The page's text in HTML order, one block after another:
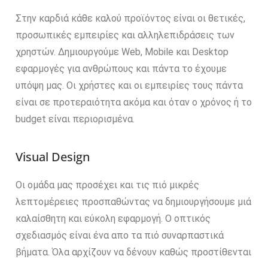
Στην καρδιά κάθε καλού προϊόντος είναι οι θετικές,
προσωπικές εμπειρίες και αλληλεπιδράσεις των
χρηστών. Δημιουργούμε Web, Mobile και Desktop
εφαρμογές για ανθρώπους και πάντα το έχουμε
υπόψη μας. Οι χρήστες και οι εμπειρίες τους πάντα
είναι σε προτεραιότητα ακόμα και όταν ο χρόνος ή το
budget είναι περιορισμένα.
Visual Design
Οι ομάδα μας προσέχει και τις πιό μικρές
λεπτομέρειες προσπαθώντας να δημιουργήσουμε μιά
καλαίσθητη και εύκολη εφαρμογή. Ο οπτικός
σχεδιασμός είναι ένα απο τα πιό συναρπαστικά
βήματα. Όλα αρχίζουν να δένουν καθώς προστίθενται